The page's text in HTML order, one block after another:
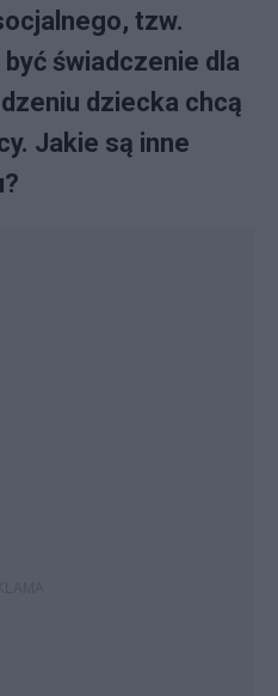
tzw.
świadczenie dla
dziecka chcą
Jakie są inne